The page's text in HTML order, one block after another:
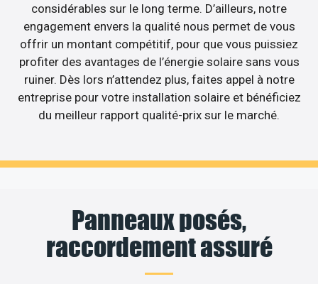
considérables sur le long terme. D’ailleurs, notre
engagement envers la qualité nous permet de vous
offrir un montant compétitif, pour que vous puissiez
profiter des avantages de l’énergie solaire sans vous
ruiner. Dès lors n’attendez plus, faites appel à notre
entreprise pour votre installation solaire et bénéficiez
du meilleur rapport qualité-prix sur le marché.
Panneaux posés,
raccordement assuré